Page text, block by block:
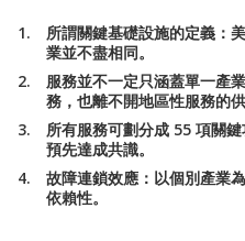
所謂關鍵基礎設施的定義：
業並不盡相同。
服務並不一定只涵蓋單一產
務，也離不開地區性服務的供
所有服務可劃分成 55 項關
預先達成共識。
故障連鎖效應：以個別產業
依賴性。